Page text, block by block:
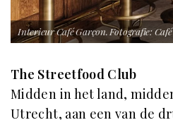
Interieur Café Garçon. Fotografie:
The Streetfood Club
Midden in het land,
Utrecht, aan een van de